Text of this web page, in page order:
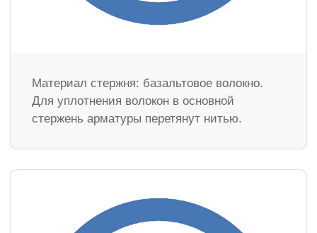
Материал стержня: базальтовое волокно.
Для уплотнения волокон в основной
стержень арматуры перетянут нитью.